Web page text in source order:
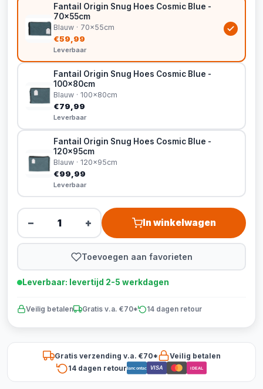
Fantail Origin Snug Hoes Cosmic Blue -
70x55cm
Blauw · 70x55cm
€59,99
Leverbaar
Fantail Origin Snug Hoes Cosmic Blue -
100x80cm
Blauw · 100x80cm
€79,99
Leverbaar
Fantail Origin Snug Hoes Cosmic Blue -
120x95cm
Blauw · 120x95cm
€99,99
Leverbaar
− + In winkelwagen
Toevoegen aan favorieten
Leverbaar: levertijd 2-5 werkdagen
Veilig betalen Gratis v.a. €70* 14 dagen retour
Gratis verzending v.a. €70*
Veilig betalen
14 dagen retourBancontact VISA iDEAL